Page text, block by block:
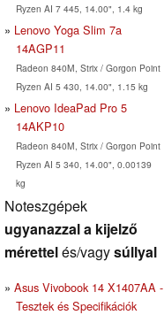
Ryzen AI 7 445, 14.00", 1.4 kg
Lenovo Yoga Slim 7a
14AGP11
Radeon 840M, Strix / Gorgon Point
Ryzen AI 5 430, 14.00", 1.15 kg
Lenovo IdeaPad Pro 5
14AKP10
Radeon 840M, Strix / Gorgon Point
Ryzen AI 5 340, 14.00", 0.00139
kg
Noteszgépek
ugyanazzal a kijelző
mérettelés/vagysúllyal
Asus Vivobook 14 X1407AA -
Tesztek és Specifikációk